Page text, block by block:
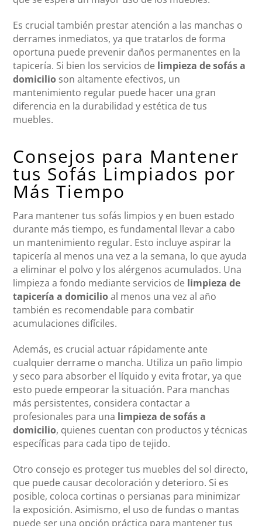
Es crucial también prestar atención a las manchas o
derrames inmediatos, ya que tratarlos de forma
oportuna puede prevenir daños permanentes en la
tapicería. Si bien los servicios de limpieza de sofás a
domicilio son altamente efectivos, un
mantenimiento regular puede hacer una gran
diferencia en la durabilidad y estética de tus
muebles.
Consejos para Mantener
tus Sofás Limpiados por
Más Tiempo
Para mantener tus sofás limpios y en buen estado
durante más tiempo, es fundamental llevar a cabo
un mantenimiento regular. Esto incluye aspirar la
tapicería al menos una vez a la semana, lo que ayuda
a eliminar el polvo y los alérgenos acumulados. Una
limpieza a fondo mediante servicios de limpieza de
tapicería a domicilioal menos una vez al año
también es recomendable para combatir
acumulaciones difíciles.
Además, es crucial actuar rápidamente ante
cualquier derrame o mancha. Utiliza un paño limpio
y seco para absorber el líquido y evita frotar, ya que
esto puede empeorar la situación. Para manchas
más persistentes, considera contactar a
profesionales para una limpieza de sofás a
domicilio, quienes cuentan con productos y técnicas
específicas para cada tipo de tejido.
Otro consejo es proteger tus muebles del sol directo,
que puede causar decoloración y deterioro. Si es
posible, coloca cortinas o persianas para minimizar
la exposición. Asimismo, el uso de fundas o mantas
puede ser una opción práctica para mantener tus